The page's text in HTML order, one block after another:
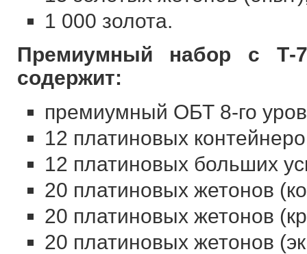
1 000 золота.
Премиумный набор с Т-
содержит:
премиумный ОБТ 8-го
12 платиновых
12 платиновых больших
20 платиновых жетонов
20 платиновых жетонов
20 платиновых жетонов